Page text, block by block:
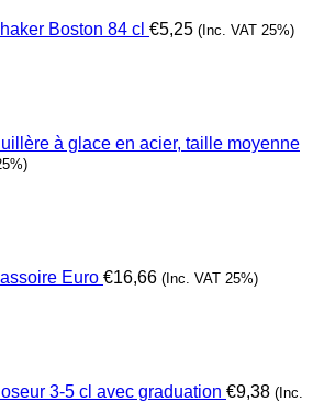
Boston 84 cl €5,25 (Inc. VAT 25%)
à glace en acier, taille moyenne
Euro €16,66 (Inc. VAT 25%)
3-5 cl avec graduation €9,38 (Inc.